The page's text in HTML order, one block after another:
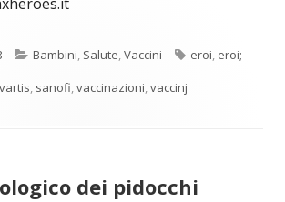
Categorie
Bambini, Salute,Vaccini Tag
eroi, eroi;
, sanofi,vaccinazioni,vaccinj
dei pidocchi